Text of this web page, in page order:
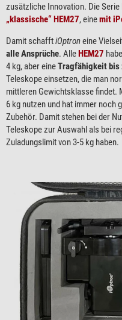
zusätzliche Innovation. Die
„klassische“ HEM27, einemit
Damit schafftiOptroneine
alle Ansprüche. AlleHEM27
4 kg, aber eineTragfähigkeit bis
Teleskope einsetzen, die man
mittleren Gewichtsklasse findet.
6 kg nutzen und hat immer
Zubehör. Damit stehen bei der
Teleskope zur Auswahl als bei
Zuladungslimit von 3-5 kg haben.